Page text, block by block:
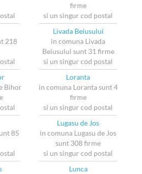
firme
si un singur cod postal
218
Livada Beiusului
in comuna Livada
Beiusului sunt 31 firme
si un singur cod postal
Bihor
Loranta
in comuna Loranta sunt 4
firme
si un singur cod postal
85
Lugasu de Jos
in comuna Lugasu de Jos
sunt 308 firme
si un singur cod postal
Lunca